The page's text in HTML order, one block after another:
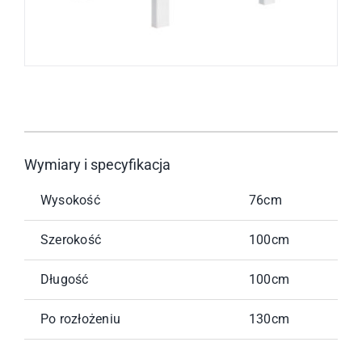
Wymiary i specyfikacja
Wysokość 76cm
Szerokość 100cm
Długość 100cm
Po rozłożeniu 130cm